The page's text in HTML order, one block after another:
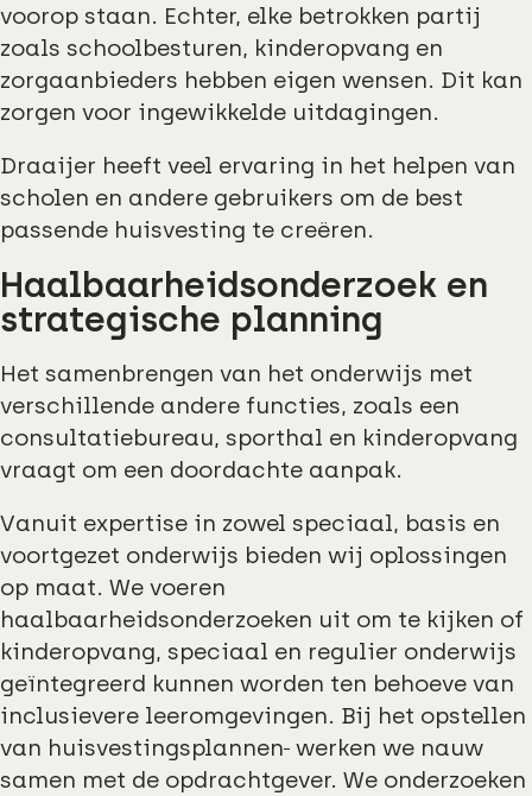
voorop staan. Echter, elke betrokken partij
zoals schoolbesturen, kinderopvang en
zorgaanbieders hebben eigen wensen. Dit kan
zorgen voor ingewikkelde uitdagingen.
Draaijer heeft veel ervaring in het helpen van
scholen en andere gebruikers om de best
passende huisvesting te creëren.
Haalbaarheidsonderzoek en
strategische planning
Het samenbrengen van het onderwijs met
verschillende andere functies, zoals een
consultatiebureau, sporthal en kinderopvang
vraagt om een doordachte aanpak.
Vanuit expertise in zowel speciaal, basis en
voortgezet onderwijs bieden wij oplossingen
op maat. We voeren
haalbaarheidsonderzoeken uit om te kijken of
kinderopvang, speciaal en regulier onderwijs
geïntegreerd kunnen worden ten behoeve van
inclusievere leeromgevingen. Bij het opstellen
van huisvestingsplannen werken we nauw
samen met de opdrachtgever. We onderzoeken